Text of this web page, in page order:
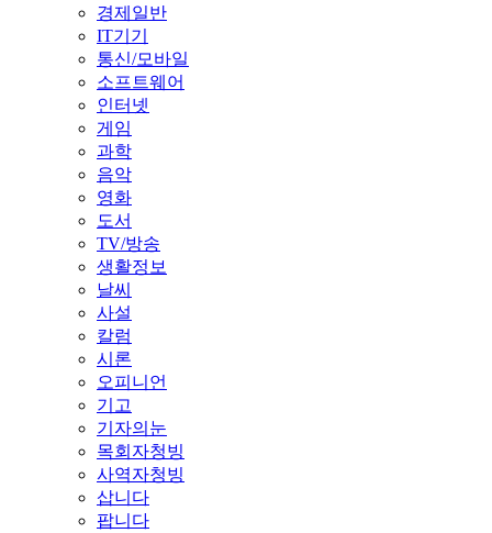
경제일반
IT기기
통신/모바일
소프트웨어
인터넷
게임
과학
음악
영화
도서
TV/방송
생활정보
날씨
사설
칼럼
시론
오피니언
기고
기자의눈
목회자청빙
사역자청빙
삽니다
팝니다